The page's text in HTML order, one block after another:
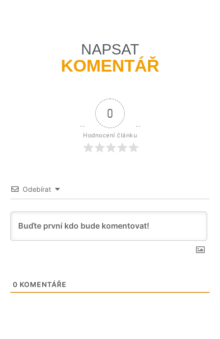
NAPSAT
KOMENTÁŘ
0
Hodnocení článku
Odebírat
0 KOMENTÁŘE